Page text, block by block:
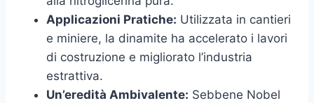
Applicazioni Pratiche: Utilizzata in cantieri
e miniere, la dinamite ha accelerato i lavori
di costruzione e migliorato l’industria
estrattiva.
Un’eredità Ambivalente: Sebbene Nobel